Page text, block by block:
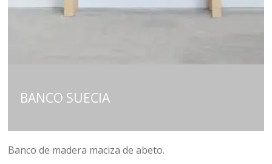
BANCO SUECIA
Banco de madera maciza de abeto.